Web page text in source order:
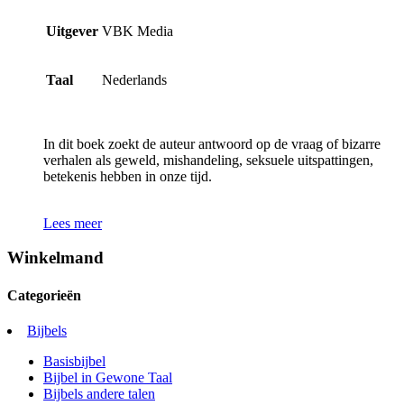
Uitgever VBK Media
Taal Nederlands
In dit boek zoekt de auteur antwoord op de vraag of bizarre
verhalen als geweld, mishandeling, seksuele uitspattingen,
betekenis hebben in onze tijd.
Lees meer
Winkelmand
Categorieën
Bijbels
Basisbijbel
Bijbel in Gewone Taal
Bijbels andere talen